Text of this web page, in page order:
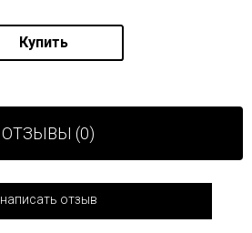
Купить
ОТЗЫВЫ (0)
написать отзыв